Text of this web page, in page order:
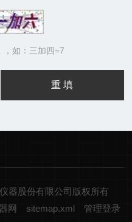
，如：三加四=7
器股份有限公司版权所有
网 sitemap.xml 管理登录